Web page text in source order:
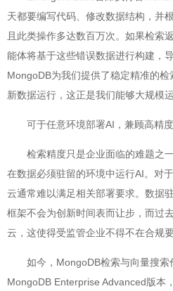
天都要编写代码、修改数据结构，并
且此类操作多达数百万次。如果检索
能体将基于这些错误数据进行构建，
MongoDB为我们提供了稳定精准的
新数据运行，这正是我们能够大规模
可于任意环境部署AI，兼顾高精
检索精度只是企业面临的难题之
在数据必须驻留的环境中运行AI。对
云通常难以满足相关部署要求。数据
框架不会为创新时间表而让步，而过
云，这使得受监管企业不得不在合规
如今，MongoDB检索与向量搜
MongoDB Enterprise Advanced版本